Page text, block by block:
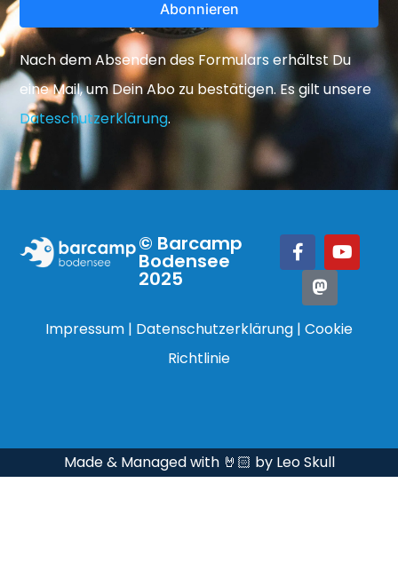
Abonnieren
Nach dem Absenden des Formulars erhältst Du
eine Mail, um Dein Abo zu bestätigen. Es gilt unsere
Dateschutzerklärung.
© Barcamp
Bodensee
2025
Impressum | Datenschutzerklärung | Cookie
Richtlinie
Made & Managed with 🤘🏻 by Leo Skull